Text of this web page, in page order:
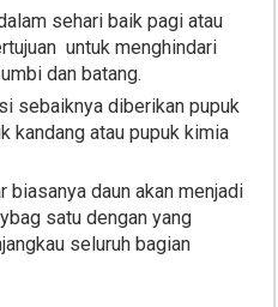
sehari baik pagi atau
untuk menghindari
dan batang.
sebaiknya diberikan pupuk
kandang atau pupuk kimia
biasanya daun akan menjadi
satu dengan yang
seluruh bagian